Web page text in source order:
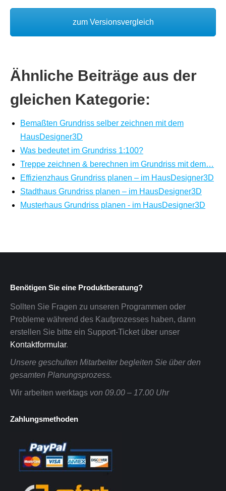
zum Versionsvergleich
Ähnliche Beiträge aus der
gleichen Kategorie:
Bemaßten Grundriss selber zeichnen mit dem
HausDesigner3D
Was bedeutet im Grundriss 1:100?
Treppe zeichnen & berechnen im Grundriss mit dem…
Effizienzhaus Grundriss planen – im HausDesigner3D
Stadthaus Grundriss planen – im HausDesigner3D
Musterhaus Grundriss planen - im HausDesigner3D
Benötigen Sie eine Produktberatung?
Sollten Sie Fragen zu unseren Programmen oder
Probleme während des Kaufprozesses haben, dann
erstellen Sie bitte ein Support-Ticket über unser
Kontaktformular.
Unsere geschulten Mitarbeiter begleiten Sie über den
gesamten Planungsprozess.
Wir arbeiten werktags von 09.00 – 17.00 Uhr
Zahlungsmethoden